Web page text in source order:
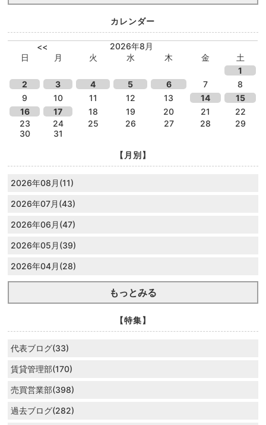
カレンダー
<<
2026年8月
日
月 火 水 木 金
土
1
2
3 4 5 6 7
8
9
10 11 12 13 14
15
16
17 18 19 20 21
22
23
24 25 26 27 28
29
30
31
【月別】
2026年08月(11)
2026年07月(43)
2026年06月(47)
2026年05月(39)
2026年04月(28)
もっとみる
【特集】
代表ブログ(33)
賃貸管理部(170)
売買営業部(398)
過去ブログ(282)